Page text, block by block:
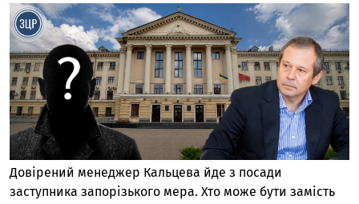
Довірений менеджер Кальцева йде з посади
заступника запорізького мера. Хто може бути замість